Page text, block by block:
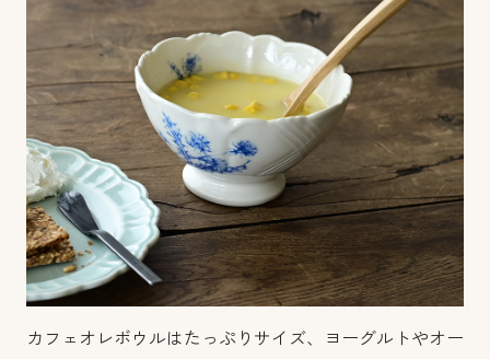
カフェオレボウルはたっぷりサイズ、ヨーグルトやオー